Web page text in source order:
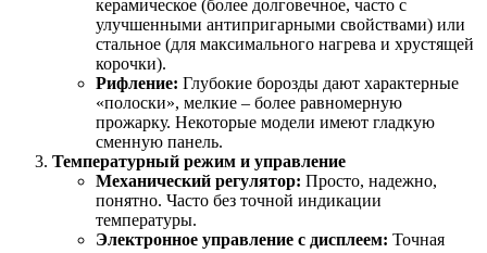
керамическое (более долговечное, часто с
улучшенными антипригарными свойствами) или
стальное (для максимального нагрева и хрустящей
корочки).
Рифление: Глубокие борозды дают характерные
«полоски», мелкие – более равномерную
прожарку. Некоторые модели имеют гладкую
сменную панель.
Температурный режим и управление
Механический регулятор: Просто, надежно,
понятно. Часто без точной индикации
температуры.
Электронное управление с дисплеем: Точная